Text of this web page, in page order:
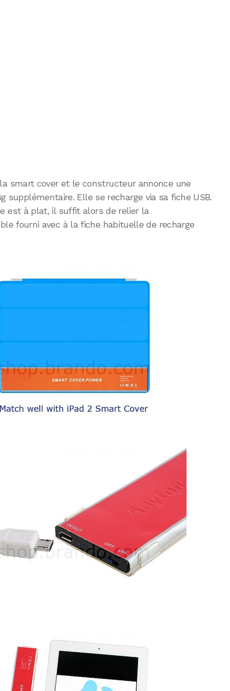
smart cover et le constructeur annonce une
supplémentaire. Elle se recharge via sa fiche USB.
est à plat, il suffit alors de relier la
fourni avec à la fiche habituelle de recharge